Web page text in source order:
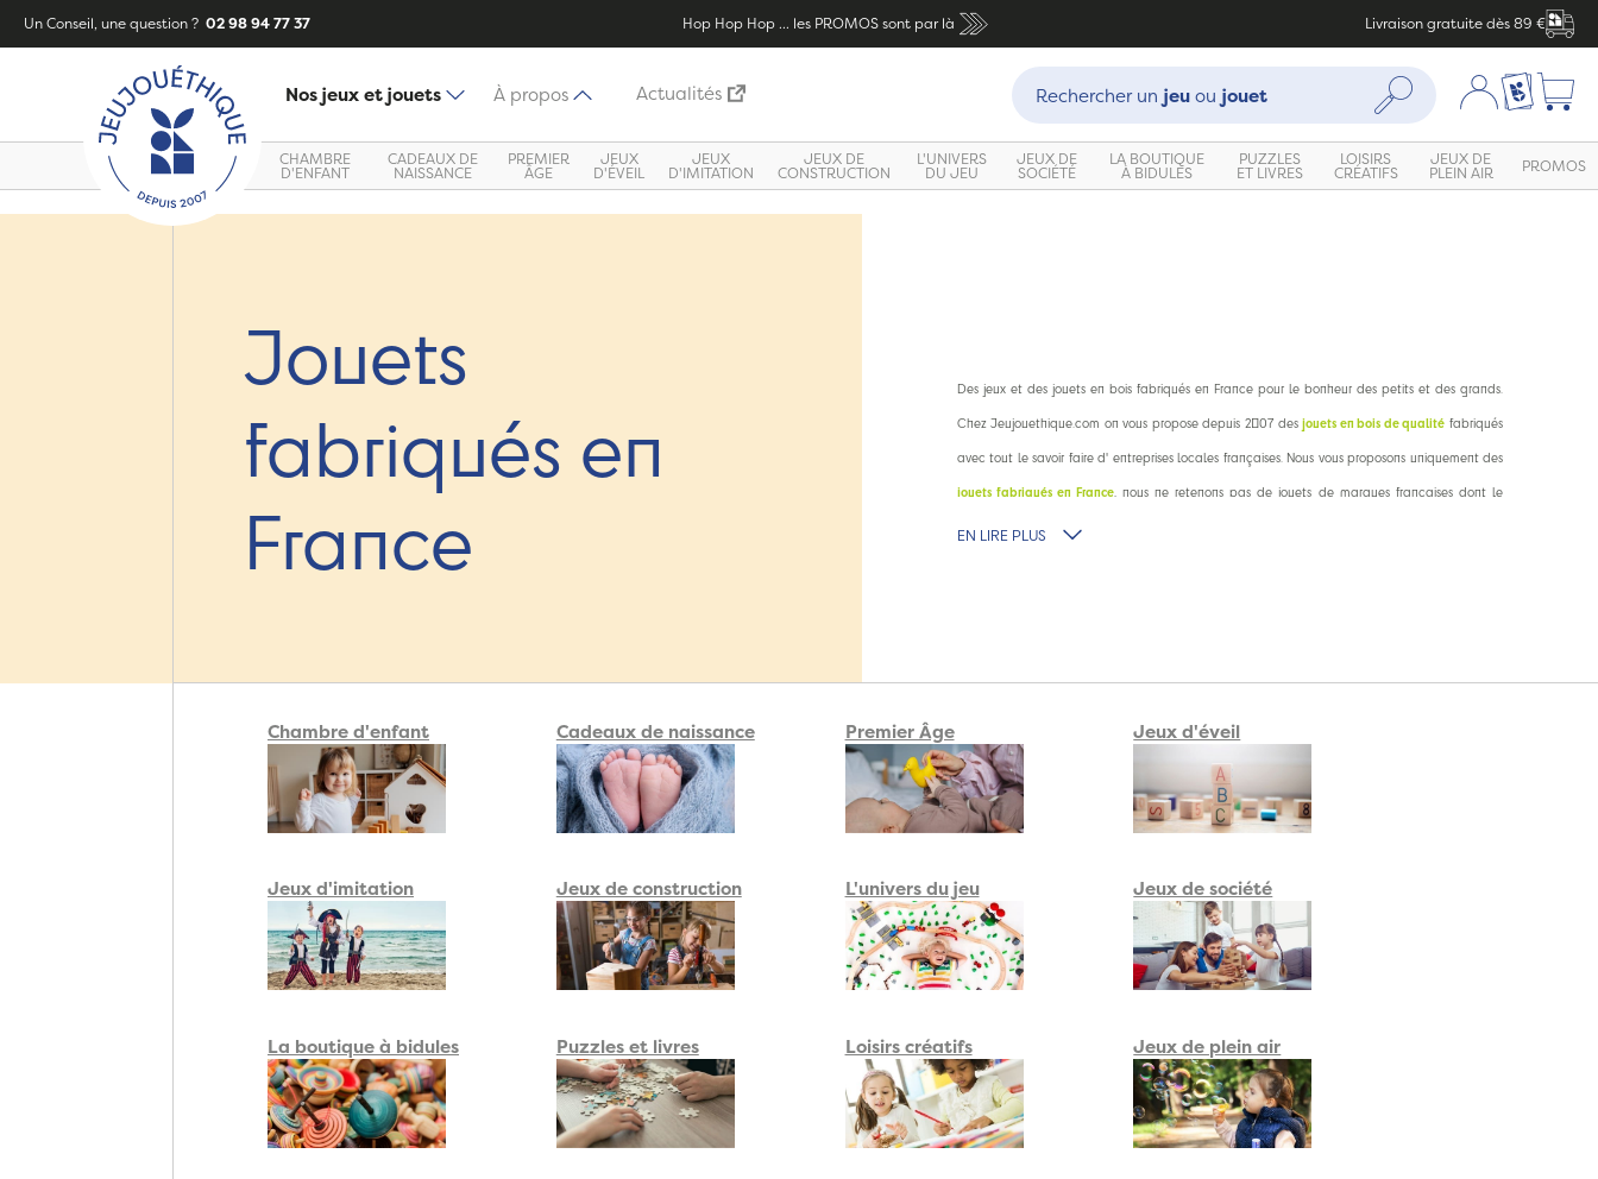
Un Conseil, une question ? 02 98 94 77 37 Hop Hop Hop ... les PROMOS sont par là Livraison gratuite dès 89 €
Nos jeux et jouets À propos Actualités
Recherche :
Rechercher un jeuou jouet Rechercher Mon compte
Ma liste
CHAMBRE
D'ENFANT
CADEAUX DE
NAISSANCE
PREMIER
ÂGE
JEUX
D'ÉVEIL
JEUX
D'IMITATION
JEUX DE
CONSTRUCTION
L'UNIVERS
DU JEU
JEUX DE
SOCIÉTÉ
LA BOUTIQUE
À BIDULES
PUZZLES
ET LIVRES
LOISIRS
CRÉATIFS
JEUX DE
PLEIN AIR PROMOS
Jouets
fabriqués en
France
Des jeux et des jouets en bois fabriqués en France pour le bonheur des petits et des grands.
Chez Jeujouethique.com on vous propose depuis 2007 desjouets en bois de qualité fabriqués
avec tout le savoir faire d' entreprises locales françaises. Nous vous proposons uniquement des
jouets fabriqués en France, nous ne retenons pas de jouets de marques françaises dont le
design est réalisé en France mais la fabrication délocalisée en Asie. Pas de mauvaise surprise :
EN LIRE PLUS
Chambre d'enfant Cadeaux de naissance Premier Âge Jeux d'éveil
Jeux d'imitation Jeux de construction L'univers du jeu Jeux de société
La boutique à bidules Puzzles et livres Loisirs créatifs Jeux de plein air